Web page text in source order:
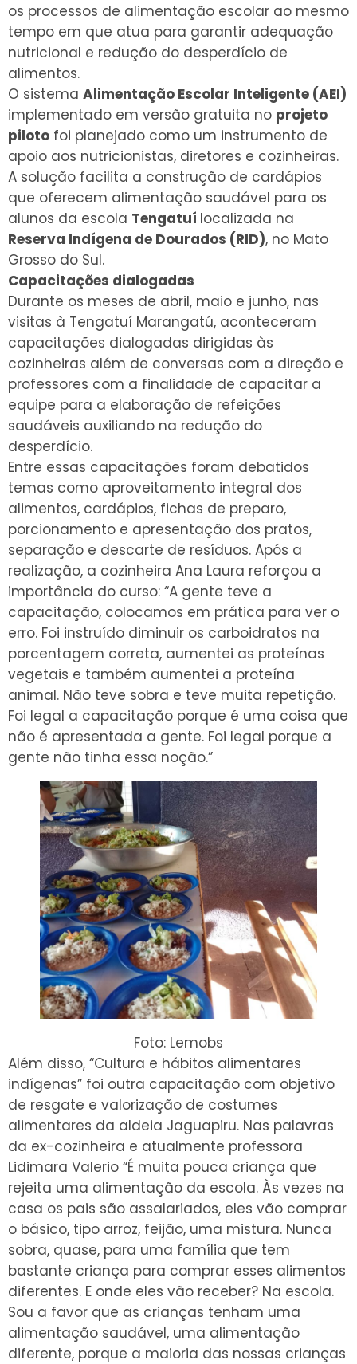
os processos de alimentação escolar ao mesmo
tempo em que atua para garantir adequação
nutricional e redução do desperdício de
alimentos.
O sistema Alimentação Escolar Inteligente (AEI)
implementado em versão gratuita no projeto
piloto foi planejado como um instrumento de
apoio aos nutricionistas, diretores e cozinheiras.
A solução facilita a construção de cardápios
que oferecem alimentação saudável para os
alunos da escola Tengatuí localizada na
Reserva Indígena de Dourados (RID), no Mato
Grosso do Sul.
Capacitações dialogadas
Durante os meses de abril, maio e junho, nas
visitas à Tengatuí Marangatú, aconteceram
capacitações dialogadas dirigidas às
cozinheiras além de conversas com a direção e
professores com a finalidade de capacitar a
equipe para a elaboração de refeições
saudáveis auxiliando na redução do
desperdício.
Entre essas capacitações foram debatidos
temas como aproveitamento integral dos
alimentos, cardápios, fichas de preparo,
porcionamento e apresentação dos pratos,
separação e descarte de resíduos. Após a
realização, a cozinheira Ana Laura reforçou a
importância do curso: “A gente teve a
capacitação, colocamos em prática para ver o
erro. Foi instruído diminuir os carboidratos na
porcentagem correta, aumentei as proteínas
vegetais e também aumentei a proteína
animal. Não teve sobra e teve muita repetição.
Foi legal a capacitação porque é uma coisa que
não é apresentada a gente. Foi legal porque a
gente não tinha essa noção.”
Foto: Lemobs
Além disso, “Cultura e hábitos alimentares
indígenas” foi outra capacitação com objetivo
de resgate e valorização de costumes
alimentares da aldeia Jaguapiru. Nas palavras
da ex-cozinheira e atualmente professora
Lidimara Valerio “É muita pouca criança que
rejeita uma alimentação da escola. Às vezes na
casa os pais são assalariados, eles vão comprar
o básico, tipo arroz, feijão, uma mistura. Nunca
sobra, quase, para uma família que tem
bastante criança para comprar esses alimentos
diferentes. E onde eles vão receber? Na escola.
Sou a favor que as crianças tenham uma
alimentação saudável, uma alimentação
diferente, porque a maioria das nossas crianças